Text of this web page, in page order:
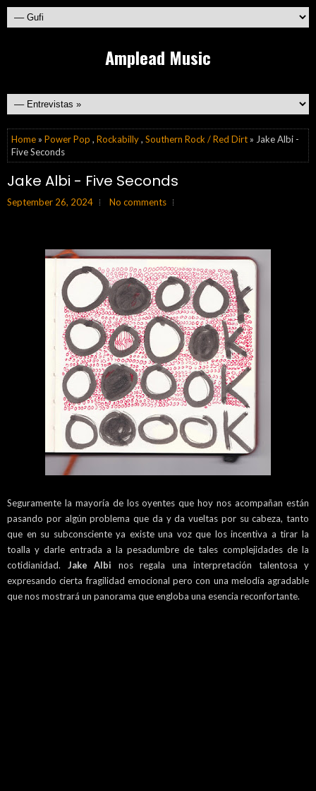
Amplead Music
Home » Power Pop , Rockabilly, Southern Rock / Red Dirt » Jake Albi -
Five Seconds
Jake Albi - Five Seconds
September 26, 2024 No comments
Seguramente la mayoría de los oyentes que hoy nos acompañan están
pasando por algún problema que da y da vueltas por su cabeza, tanto
que en su subconsciente ya existe una voz que los incentiva a tirar la
toalla y darle entrada a la pesadumbre de tales complejidades de la
cotidianidad. Jake Albi nos regala una interpretación talentosa y
expresando cierta fragilidad emocional pero con una melodía agradable
que nos mostrará un panorama que engloba una esencia reconfortante.